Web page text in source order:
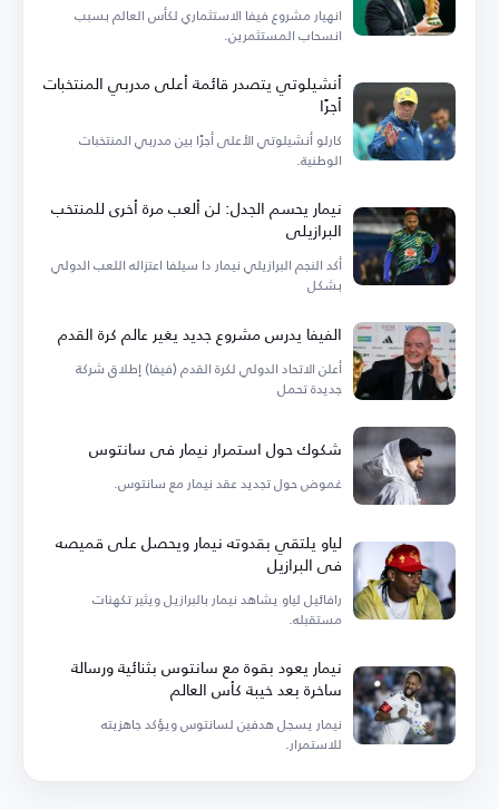
انهيار مشروع فيفا الاستثماري لكأس العالم بسبب
انسحاب المستثمرين.
أنشيلوتي يتصدر قائمة أعلى مدربي المنتخبات
أجرًا
كارلو أنشيلوتي الأعلى أجرًا بين مدربي المنتخبات
الوطنية.
نيمار يحسم الجدل: لن ألعب مرة أخرى للمنتخب
البرازيلي
أكد النجم البرازيلي نيمار دا سيلفا اعتزاله اللعب الدولي
بشكل
الفيفا يدرس مشروع جديد يغير عالم كرة القدم
أعلن الاتحاد الدولي لكرة القدم (فيفا) إطلاق شركة
جديدة تحمل
شكوك حول استمرار نيمار في سانتوس
غموض حول تجديد عقد نيمار مع سانتوس.
لياو يلتقي بقدوته نيمار ويحصل على قميصه
في البرازيل
رافائيل لياو يشاهد نيمار بالبرازيل ويثير تكهنات
مستقبله.
نيمار يعود بقوة مع سانتوس بثنائية ورسالة
ساخرة بعد خيبة كأس العالم
نيمار يسجل هدفين لسانتوس ويؤكد جاهزيته
للاستمرار.